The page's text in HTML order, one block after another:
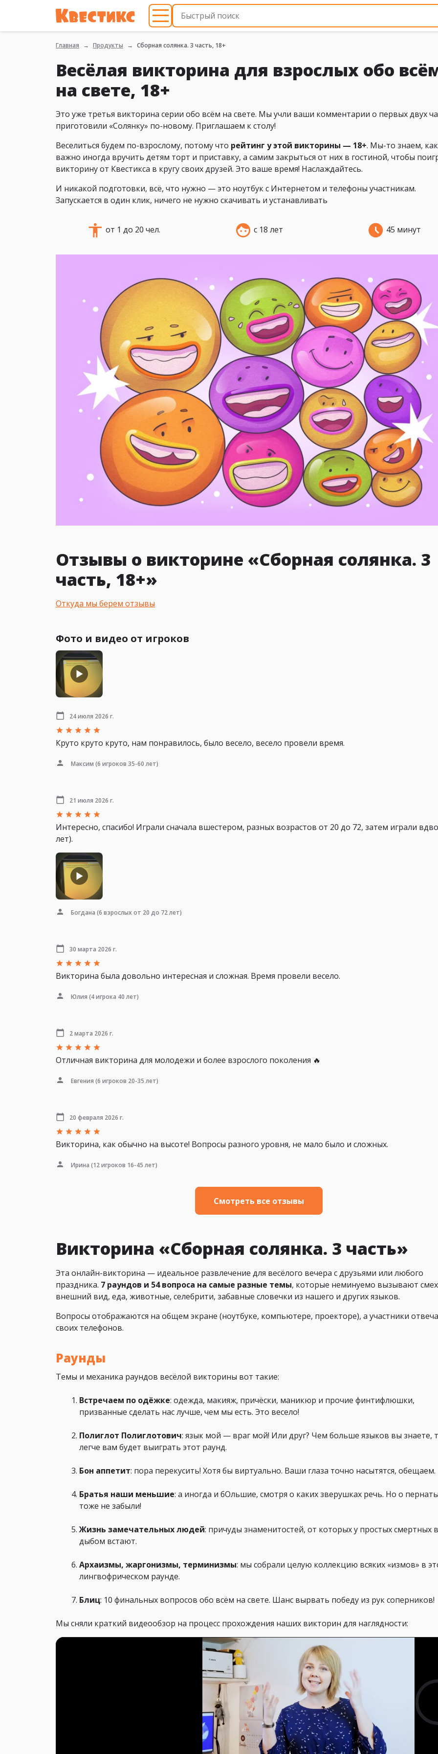
Главная Продукты Сборная солянка. 3 часть, 18+
Весёлая викторина для взрослых обо
на свете, 18+
Это уже третья викторина серии обо всём на свете. Мы учли ваши комментарии о первых двух
приготовили «Солянку» по-новому. Приглашаем к столу!
Веселиться будем по-взрослому, потому что рейтинг у этой викторины — 18+. Мы-то знаем, как
важно иногда вручить детям торт и приставку, а самим закрыться от них в гостиной, чтобы
викторину от Квестикса в кругу своих друзей. Это ваше время! Наслаждайтесь.
И никакой подготовки, всё, что нужно — это ноутбук с Интернетом и телефоны участникам.
Запускается в один клик, ничего не нужно скачивать и устанавливать
от 1 до 20 чел. с 18 лет 45 минут
Отзывы о викторине «Сборная солянка. 3
часть, 18+»
Откуда мы берем отзывы
Фото и видео от игроков
24 июля 2026 г.
Круто круто круто, нам понравилось, было весело, весело провели время.
Максим (6 игроков 35-60 лет)
21 июля 2026 г.
Интересно, спасибо! Играли сначала вшестером, разных возрастов от 20 до 72, затем играли
лет).
Богдана (6 взрослых от 20 до 72 лет)
30 марта 2026 г.
Викторина была довольно интересная и сложная. Время провели весело.
Юлия (4 игрока 40 лет)
2 марта 2026 г.
Отличная викторина для молодежи и более взрослого поколения 🔥
Евгения (6 игроков 20-35 лет)
20 февраля 2026 г.
Викторина, как обычно на высоте! Вопросы разного уровня, не мало было и сложных.
Ирина (12 игроков 16-45 лет)
Смотреть все отзывы
Викторина «Сборная солянка. 3 часть»
Эта онлайн-викторина — идеальное развлечение для весёлого вечера с друзьями или любого
праздника. 7 раундов и 54 вопроса на самые разные темы, которые неминуемо вызывают
внешний вид, еда, животные, селебрити, забавные словечки из нашего и других языков.
Вопросы отображаются на общем экране (ноутбуке, компьютере, проекторе), а участники
своих телефонов.
Раунды
Темы и механика раундов весёлой викторины вот такие:
Встречаем по одёжке: одежда, макияж, причёски, маникюр и прочие финтифлюшки,
призванные сделать нас лучше, чем мы есть. Это весело!
Полиглот Полиглотович: язык мой — враг мой! Или друг? Чем больше языков вы знаете,
легче вам будет выиграть этот раунд.
Бон аппетит: пора перекусить! Хотя бы виртуально. Ваши глаза точно насытятся, обещаем.
Братья наши меньшие: а иногда и бОльшие, смотря о каких зверушках речь. Но о
тоже не забыли!
Жизнь замечательных людей: причуды знаменитостей, от которых у простых смертных
дыбом встают.
Архаизмы, жаргонизмы, терминизмы: мы собрали целую коллекцию всяких «измов» в
лингвофрическом раунде.
Блиц: 10 финальных вопросов обо всём на свете. Шанс вырвать победу из рук соперников!
Мы сняли краткий видеообзор на процесс прохождения наших викторин для наглядности: